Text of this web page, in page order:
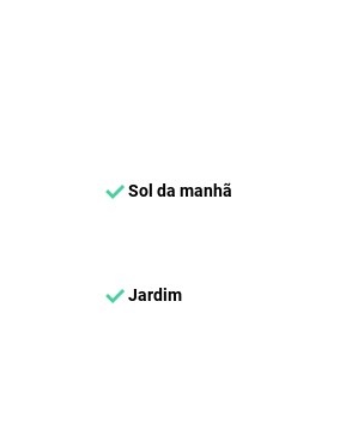
Sol da manhã
Jardim